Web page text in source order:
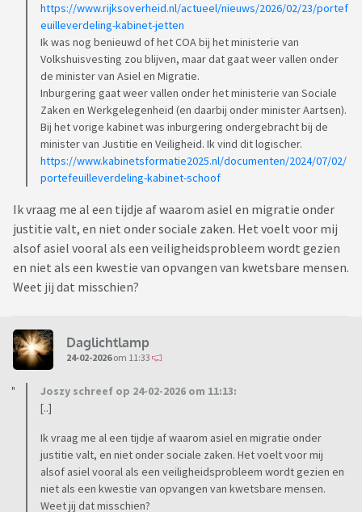
https://www.rijksoverheid.nl/actueel/nieuws/2026/02/23/portef
euilleverdeling-kabinet-jetten
Ik was nog benieuwd of het COA bij het ministerie van
Volkshuisvesting zou blijven, maar dat gaat weer vallen onder
de minister van Asiel en Migratie.
Inburgering gaat weer vallen onder het ministerie van Sociale
Zaken en Werkgelegenheid (en daarbij onder minister Aartsen).
Bij het vorige kabinet was inburgering ondergebracht bij de
minister van Justitie en Veiligheid. Ik vind dit logischer.
https://www.kabinetsformatie2025.nl/documenten/2024/07/02/
portefeuilleverdeling-kabinet-schoof
Ik vraag me al een tijdje af waarom asiel en migratie onder
justitie valt, en niet onder sociale zaken. Het voelt voor mij
alsof asiel vooral als een veiligheidsprobleem wordt gezien
en niet als een kwestie van opvangen van kwetsbare mensen.
Weet jij dat misschien?
Daglichtlamp
24-02-2026om 11:33
Joszy schreef op 24-02-2026 om 11:13:
[..]
Ik vraag me al een tijdje af waarom asiel en migratie onder
justitie valt, en niet onder sociale zaken. Het voelt voor mij
alsof asiel vooral als een veiligheidsprobleem wordt gezien en
niet als een kwestie van opvangen van kwetsbare mensen.
Weet jij dat misschien?